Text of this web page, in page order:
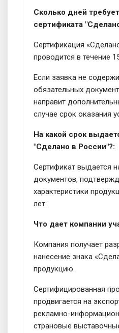
Сколько дней
сертификата
Сертификация
проводится в течение
Если заявка не
обязательных
направит
случае срок оказания
На какой срок
"Сделано в России"?:
Сертификат выдается
документов,
характеристики
лет.
Что дает компании
Компания получает
нанесение знака
продукцию.
Сертифицированная
продвигается на
рекламно-
страновые